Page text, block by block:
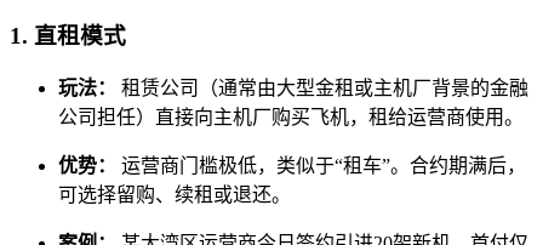
1. 直租模式
玩法：
租赁公司（通常由大型金租或主机厂背景的金融
公司担任）直接向主机厂购买飞机，租给运营商使用。
优势：
运营商门槛极低，类似于“租车”。合约期满后，
可选择留购、续租或退还。